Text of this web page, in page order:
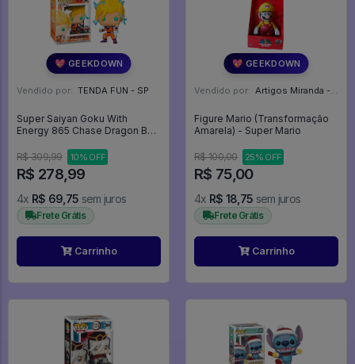
💖 GEEKDOWN
Vendido por: TENDA FUN - SP
Super Saiyan Goku With
Energy 865 Chase Dragon Ball
R$ 309,99 10% OFF
R$ 278,99
4x R$ 69,75 sem juros
Frete Grátis
Carrinho
💖 GEEKDOWN
Vendido por: Artigos Miranda - RJ
Figure Mario (Transformação
Amarela) - Super Mario
R$ 100,00 25% OFF
R$ 75,00
4x R$ 18,75 sem juros
Frete Grátis
Carrinho